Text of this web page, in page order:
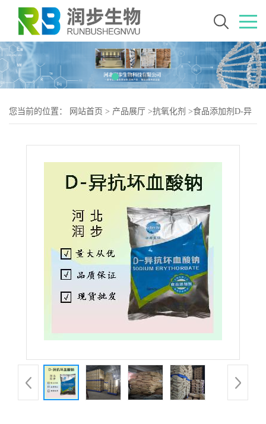
您当前的位置： 网站首页 > 产品展厅 >抗氧化剂 >食品添加剂D-异